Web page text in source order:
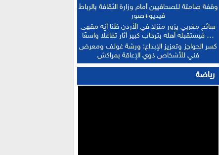
وقفة صامتة للصحافيين أمام وزارة الثقافة بالرباط
فيديو+صور
سائح مغربي يزور منزلا في الأردن ظنا أنه مقهى
… فيستقبله أهله بترحاب كبير أثار تفاعلًا واسعًا
كسر الحواجز وتعزيز الإبداع: ورشة غولف ومعرض
فني للأشخاص ذوي الإعاقة بمراكش
رياضة